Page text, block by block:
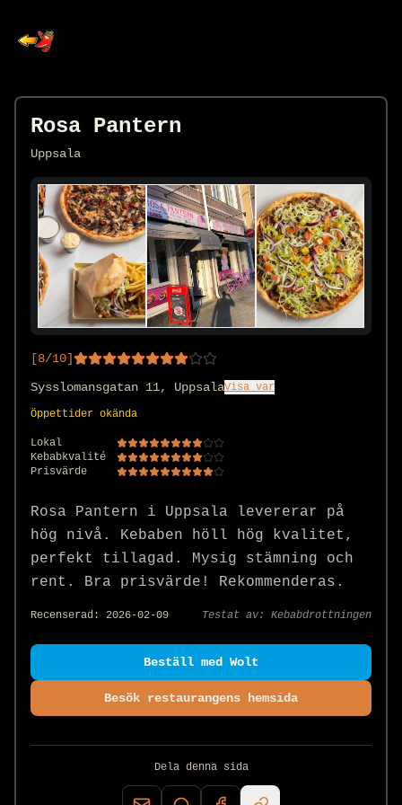
Rosa Pantern
Uppsala
[8/10]
Sysslomansgatan 11, UppsalaVisa var
Öppettider okända
Lokal
Kebabkvalité
Prisvärde
Rosa Pantern i Uppsala levererar på
hög nivå. Kebaben höll hög kvalitet,
perfekt tillagad. Mysig stämning och
rent. Bra prisvärde! Rekommenderas.
Recenserad: 2026-02-09 Testat av: Kebabdrottningen
Beställ med Wolt
Besök restaurangens hemsida
Dela denna sida